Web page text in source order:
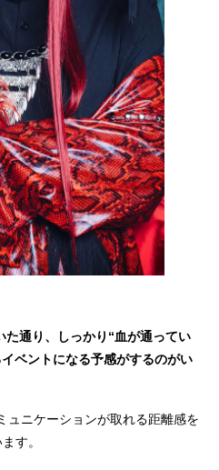
通り、しっかり“血が通ってい
ベントになる予感がするのがい
ュニケーションが取れる距離感を
す。